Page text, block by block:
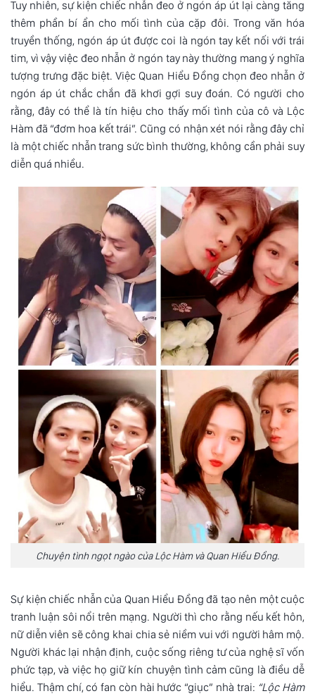
Tuy nhiên, sự kiện chiếc nhẫn đeo ở ngón áp út lại càng tăng
thêm phần bí ẩn cho mối tình của cặp đôi. Trong văn hóa
truyền thống, ngón áp út được coi là ngón tay kết nối với trái
tim, vì vậy việc đeo nhẫn ở ngón tay này thường mang ý nghĩa
tượng trưng đặc biệt. Việc Quan Hiểu Đồng chọn đeo nhẫn ở
ngón áp út chắc chắn đã khơi gợi suy đoán. Có người cho
rằng, đây có thể là tín hiệu cho thấy mối tình của cô và Lộc
Hàm đã “đơm hoa kết trái”. Cũng có nhận xét nói rằng đây chỉ
là một chiếc nhẫn trang sức bình thường, không cần phải suy
diễn quá nhiều.
Chuyện tình ngọt ngào của Lộc Hàm và Quan Hiểu Đồng.
Sự kiện chiếc nhẫn của Quan Hiểu Đồng đã tạo nên một cuộc
tranh luận sôi nổi trên mạng. Người thì cho rằng nếu kết hôn,
nữ diễn viên sẽ công khai chia sẻ niềm vui với người hâm mộ.
Người khác lại nhận định, cuộc sống riêng tư của nghệ sĩ vốn
phức tạp, và việc họ giữ kín chuyện tình cảm cũng là điều dễ
hiểu. Thậm chí, có fan còn hài hước “giục” nhà trai: “Lộc Hàm